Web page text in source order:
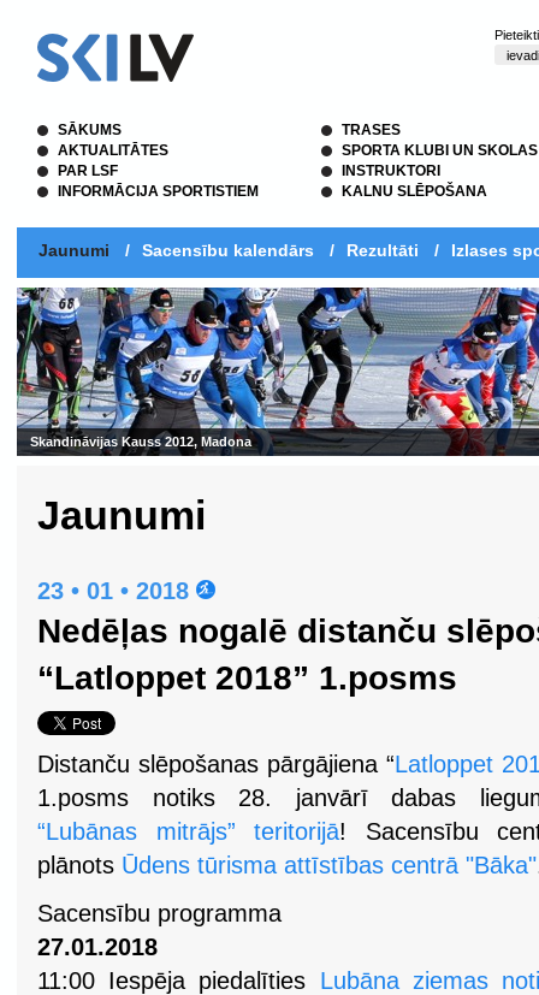
SĀKUMS
AKTUALITĀTES
PAR LSF
INFORMĀCIJA SPORTISTIEM
TRASES
SPORTA KLUBI UN SKOLAS
INSTRUKTORI
KALNU SLĒPOŠANA
Jaunumi / Sacensību kalendārs / Rezultāti / Izlases
Skandināvijas Kauss 2012, Madona
Jaunumi
23 • 01 • 2018
Nedēļas nogalē distanču
“Latloppet 2018” 1.posms
Distanču slēpošanas pārgājiena “Latloppet
1.posms notiks 28. janvārī dabas
“Lubānas mitrājs” teritorijā! Sacensību
plānots Ūdens tūrisma attīstības centrā "Bāka"
Sacensību programma
27.01.2018
11:00 Iespēja piedalīties Lubāna ziemas